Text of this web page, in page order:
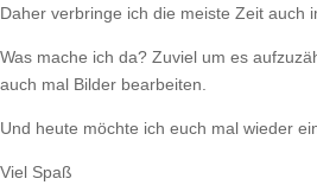
Daher verbringe ich die meiste Zeit auch
Was mache ich da? Zuviel um es
auch mal Bilder bearbeiten.
Und heute möchte ich euch mal wieder
Viel Spaß